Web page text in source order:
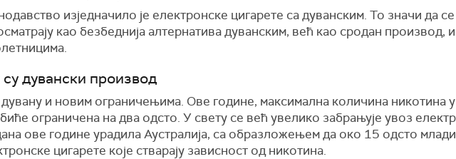
изједначило је електронске цигарете са дуванским. То значи да се
као безбеднија алтернатива дуванским, већ као сродан производ, и
дувански производ
дувану и новим ограничењима. Ове године, максимална количина никотина у
ограничена на два одсто. У свету се већ увелико забрањује увоз
ове године урадила Аустралија, са образложењем да око 15 одсто
цигарете које стварају зависност од никотина.